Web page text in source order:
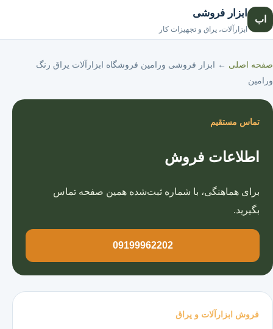
اب
ابزار فروشی
ابزارآلات، یراق و تجهیزات کار
صفحه اصلی ← ابزار فروشی ورامین فروشگاه ابزارآلات یراق رنگ
ورامین
فروش ابزارآلات و یراق
تماس مستقیم
اطلاعات فروش
برای هماهنگی، با شماره ثبت‌شده همین صفحه تماس
بگیرید.
09199962202